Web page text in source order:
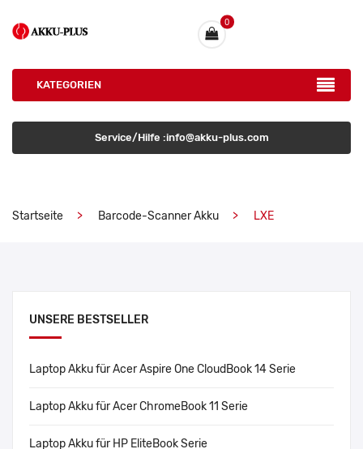
0
KATEGORIEN
Service/Hilfe :info@akku-plus.com
Startseite Barcode-Scanner Akku LXE
UNSERE BESTSELLER
Laptop Akku für Acer Aspire One CloudBook 14 Serie
Laptop Akku für Acer ChromeBook 11 Serie
Laptop Akku für HP EliteBook Serie